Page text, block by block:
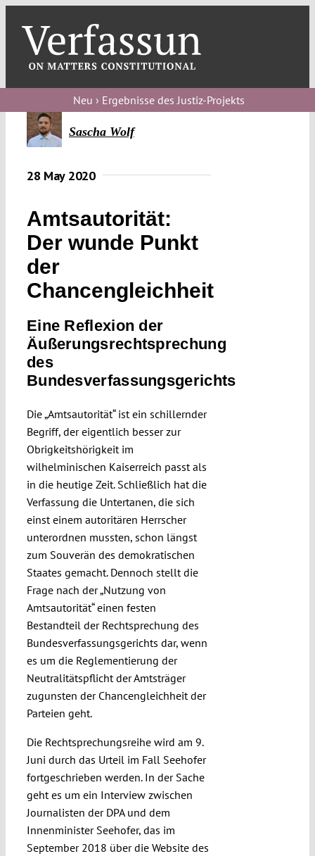
content
Neu › Ergebnisse des Justiz-Projekts
Sascha Wolf
28 May 2020
Amtsautorität:
Der wunde Punkt
der
Chancengleichheit
Eine Reflexion der
Äußerungsrechtsprechung
des
Bundesverfassungsgerichts
Die „Amtsautorität“ ist ein schillernder
Begriff, der eigentlich besser zur
Obrigkeitshörigkeit im
wilhelminischen Kaiserreich passt als
in die heutige Zeit. Schließlich hat die
Verfassung die Untertanen, die sich
einst einem autoritären Herrscher
unterordnen mussten, schon längst
zum Souverän des demokratischen
Staates gemacht. Dennoch stellt die
Frage nach der „Nutzung von
Amtsautorität“ einen festen
Bestandteil der Rechtsprechung des
Bundesverfassungsgerichts dar, wenn
es um die Reglementierung der
Neutralitätspflicht der Amtsträger
zugunsten der Chancengleichheit der
Parteien geht.
Die Rechtsprechungsreihe wird am 9.
Juni durch das Urteil im Fall Seehofer
fortgeschrieben werden. In der Sache
geht es um ein Interview zwischen
Journalisten der DPA und dem
Innenminister Seehofer, das im
September 2018 über die Website des